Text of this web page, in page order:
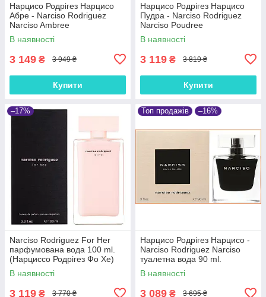
Нарцисо Родрігез Нарцисо
Абре - Narciso Rodriguez
Narciso Ambree
парфумована вода 90ml.
В наявності
3 149 ₴ 3 949 ₴
Купити
Нарцисо Родрігез Нарцисо
Пудра - Narciso Rodriguez
Narciso Poudree
парфумована вода 90 ml.
В наявності
3 119 ₴ 3 819 ₴
Купити
–17%
Narciso Rodriguez For Her
парфумована вода 100 ml.
(Нарциссо Родрігез Фо Хе)
В наявності
3 119 ₴ 3 770 ₴
Топ продажів –16%
Нарцисо Родрігез Нарцисо -
Narciso Rodriguez Narciso
туалетна вода 90 ml.
В наявності
3 089 ₴ 3 695 ₴